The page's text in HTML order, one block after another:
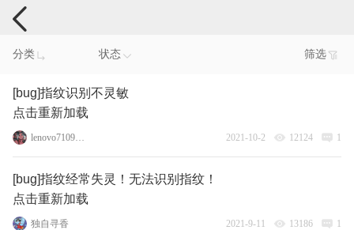
手机反馈
分类 状态 筛选
[bug]指纹识别不灵敏
点击重新加载
lenovo71091503 2021-10-2 12124 1
[bug]指纹经常失灵！无法识别指纹！
点击重新加载
独自寻香 2021-9-11 13186 1